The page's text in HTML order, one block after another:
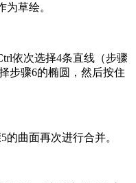
草绘。
依次选择4条直线（步骤
步骤6的椭圆，然后按住
的曲面再次进行合并。